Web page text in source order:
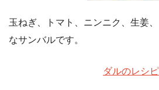
玉ねぎ、トマト、ニンニク、生姜
なサンバルです。
ダルのレシピ